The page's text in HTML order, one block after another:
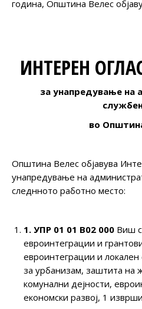
година, Општина Велес
ИНТЕРЕН
за унапредување на
во
Општина Велес објавува
унапредување на
следнното работно место:
1. УПР 01 01 В02 000 Виш
евроинтеграции и
евроинтеграции и локален
за урбанизам, заштита на
комунални дејности,
економски развој, 1